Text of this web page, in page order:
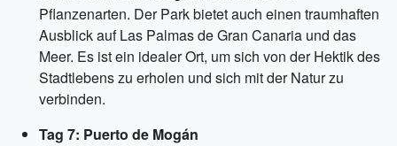
Pflanzenarten. Der Park bietet auch einen traumhaften
Ausblick auf Las Palmas de Gran Canaria und das
Meer. Es ist ein idealer Ort, um sich von der Hektik des
Stadtlebens zu erholen und sich mit der Natur zu
verbinden.
Tag 7: Puerto de Mogán